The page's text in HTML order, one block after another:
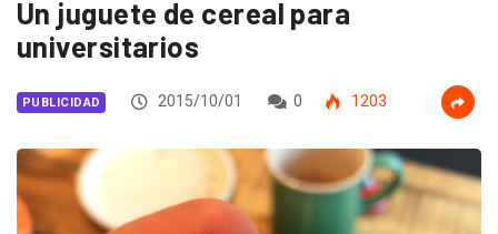
Un juguete de cereal para
universitarios
PUBLICIDAD 2015/10/01 0 1203